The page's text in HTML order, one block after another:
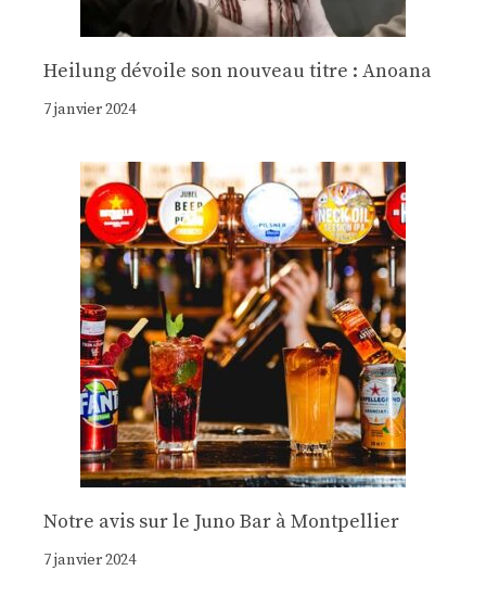
Heilung dévoile son nouveau titre : Anoana
7 janvier 2024
Notre avis sur le Juno Bar à Montpellier
7 janvier 2024